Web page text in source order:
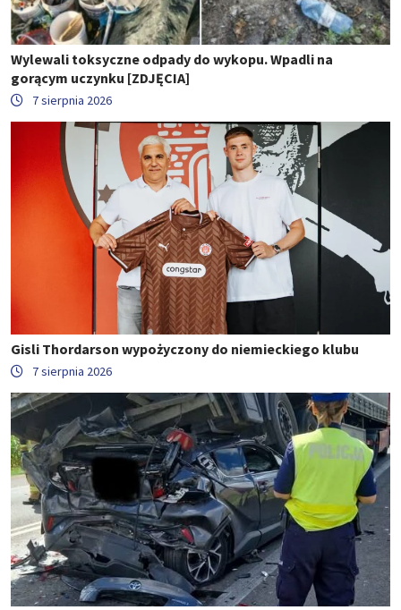
Wylewali toksyczne odpady do wykopu. Wpadli na
gorącym uczynku [ZDJĘCIA]
7 sierpnia 2026
Gisli Thordarson wypożyczony do niemieckiego klubu
7 sierpnia 2026